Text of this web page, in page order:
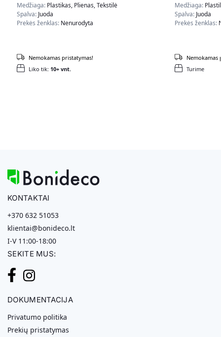
Medžiaga: Plastikas, Plienas, Tekstilė
Spalva: Juoda
Prekės ženklas: Nenurodyta
Liko tik: 10+ vnt.
Nemokamas pristatymas!
Medžiaga:
Spalva: Juoda
Prekės ženklas:
Turime
Nemokamas
KONTAKTAI
+370 632 51053
klientai@bonideco.lt
I-V 11:00-18:00
SEKITE MUS:
DOKUMENTACIJA
Privatumo politika
Prekių pristatymas